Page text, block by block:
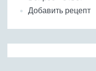
Добавить рецепт